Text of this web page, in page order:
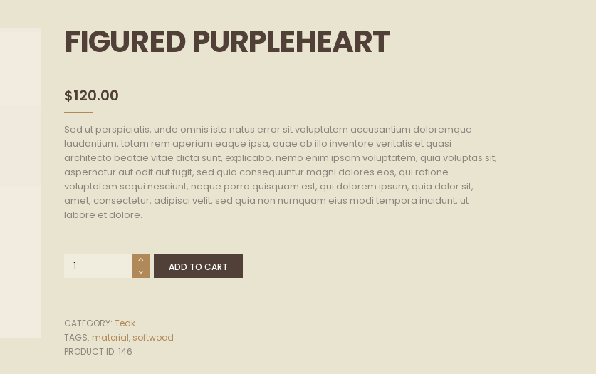
FIGURED PURPLEHEART
$120.00
Sed ut perspiciatis, unde omnis iste natus error sit voluptatem accusantium doloremque
laudantium, totam rem aperiam eaque ipsa, quae ab illo inventore veritatis et quasi
architecto beatae vitae dicta sunt, explicabo. nemo enim ipsam voluptatem, quia voluptas sit,
aspernatur aut odit aut fugit, sed quia consequuntur magni dolores eos, qui ratione
voluptatem sequi nesciunt, neque porro quisquam est, qui dolorem ipsum, quia dolor sit,
amet, consectetur, adipisci velit, sed quia non numquam eius modi tempora incidunt, ut
labore et dolore.
Figured
ADD TO CART
CATEGORY:Teak
TAGS: material, softwood
PRODUCT ID:146